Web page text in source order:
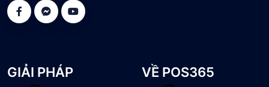
GIẢI PHÁP VỀ POS365